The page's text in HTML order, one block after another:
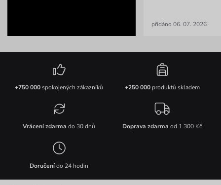
přidáno 06. 07. 2026
+750 000spokojených zákazníků +250 000produktů skladem
Vrácení zdarma do 30 dnů Doprava zdarma od 1 300 Kč
Doručenído 24 hodin